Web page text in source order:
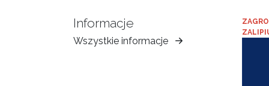
Informacje
Wszystkie informacje
Muzeum